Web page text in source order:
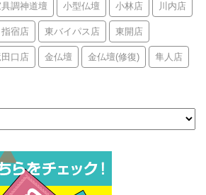
調神道壇 小型仏壇 小林店 川内店
指宿店 東バイパス店 東開店
口店 金仏壇 金仏壇(修復) 隼人店